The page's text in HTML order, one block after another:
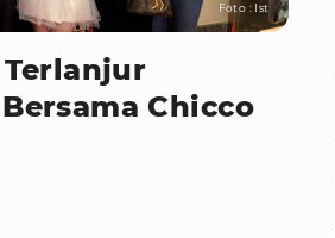
Foto : Ist
Chicco